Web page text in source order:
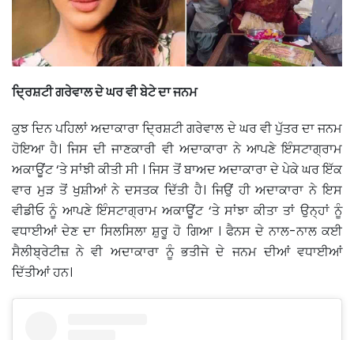
ਦ੍ਰਿਸ਼ਟੀ ਗਰੇਵਾਲ ਦੇ ਘਰ ਵੀ ਬੇਟੇ ਦਾ ਜਨਮ
ਕੁਝ ਦਿਨ ਪਹਿਲਾਂ ਅਦਾਕਾਰਾ ਦ੍ਰਿਸ਼ਟੀ ਗਰੇਵਾਲ ਦੇ ਘਰ ਵੀ ਪੁੱਤਰ ਦਾ ਜਨਮ
ਹੋਇਆ ਹੈ। ਜਿਸ ਦੀ ਜਾਣਕਾਰੀ ਵੀ ਅਦਾਕਾਰਾ ਨੇ ਆਪਣੇ ਇੰਸਟਾਗ੍ਰਾਮ
ਅਕਾਊਂਟ ‘ਤੇ ਸਾਂਝੀ ਕੀਤੀ ਸੀ । ਜਿਸ ਤੋਂ ਬਾਅਦ ਅਦਾਕਾਰਾ ਦੇ ਪੇਕੇ ਘਰ ਇੱਕ
ਵਾਰ ਮੁੜ ਤੋਂ ਖੁਸ਼ੀਆਂ ਨੇ ਦਸਤਕ ਦਿੱਤੀ ਹੈ। ਜਿਉਂ ਹੀ ਅਦਾਕਾਰਾ ਨੇ ਇਸ
ਵੀਡੀਓ ਨੂੰ ਆਪਣੇ ਇੰਸਟਾਗ੍ਰਾਮ ਅਕਾਊਂਟ ‘ਤੇ ਸਾਂਝਾ ਕੀਤਾ ਤਾਂ ਉਨ੍ਹਾਂ ਨੂੰ
ਵਧਾਈਆਂ ਦੇਣ ਦਾ ਸਿਲਸਿਲਾ ਸ਼ੁਰੂ ਹੋ ਗਿਆ । ਫੈਨਸ ਦੇ ਨਾਲ-ਨਾਲ ਕਈ
ਸੈਲੀਬ੍ਰੇਟੀਜ਼ ਨੇ ਵੀ ਅਦਾਕਾਰਾ ਨੂੰ ਭਤੀਜੇ ਦੇ ਜਨਮ ਦੀਆਂ ਵਧਾਈਆਂ
ਦਿੱਤੀਆਂ ਹਨ।